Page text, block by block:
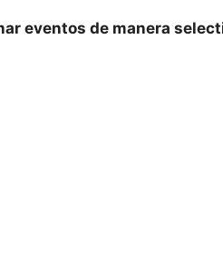
‌eventos de manera